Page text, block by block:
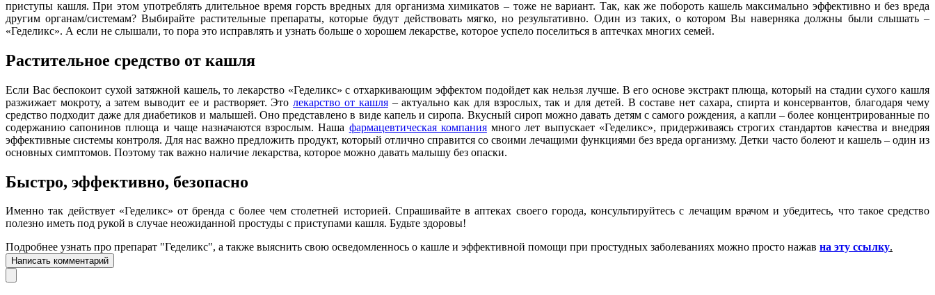
приступы кашля. При этом употреблять длительное время горсть вредных для организма химикатов – тоже не вариант. Так, как же побороть кашель максимально эффективно и без вреда
другим органам/системам? Выбирайте растительные препараты, которые будут действовать мягко, но результативно. Один из таких, о котором Вы наверняка должны были слышать –
«Геделикс». А если не слышали, то пора это исправлять и узнать больше о хорошем лекарстве, которое успело поселиться в аптечках многих семей.
Растительное средство от кашля
Если Вас беспокоит сухой затяжной кашель, то лекарство «Геделикс» с отхаркивающим эффектом подойдет как нельзя лучше. В его основе экстракт плюща, который на стадии сухого кашля
разжижает мокроту, а затем выводит ее и растворяет. Этолекарство от кашля– актуально как для взрослых, так и для детей. В составе нет сахара, спирта и консервантов, благодаря чему
средство подходит даже для диабетиков и малышей. Оно представлено в виде капель и сиропа. Вкусный сироп можно давать детям с самого рождения, а капли – более концентрированные по
содержанию сапонинов плюща и чаще назначаются взрослым. Наша фармацевтическая компаниямного лет выпускает «Геделикс», придерживаясь строгих стандартов качества и внедряя
эффективные системы контроля. Для нас важно предложить продукт, который отлично справится со своими лечащими функциями без вреда организму. Детки часто болеют и кашель – один из
основных симптомов. Поэтому так важно наличие лекарства, которое можно давать малышу без опаски.
Быстро, эффективно, безопасно
Именно так действует «Геделикс» от бренда с более чем столетней историей. Спрашивайте в аптеках своего города, консультируйтесь с лечащим врачом и убедитесь, что такое средство
полезно иметь под рукой в случае неожиданной простуды с приступами кашля. Будьте здоровы!
Подробнее узнать про препарат "Геделикс", а также выяснить свою осведомленнось о кашле и эффективной помощи при простудных заболеваниях можно просто нажав на эту ссылку.
Написать комментарий